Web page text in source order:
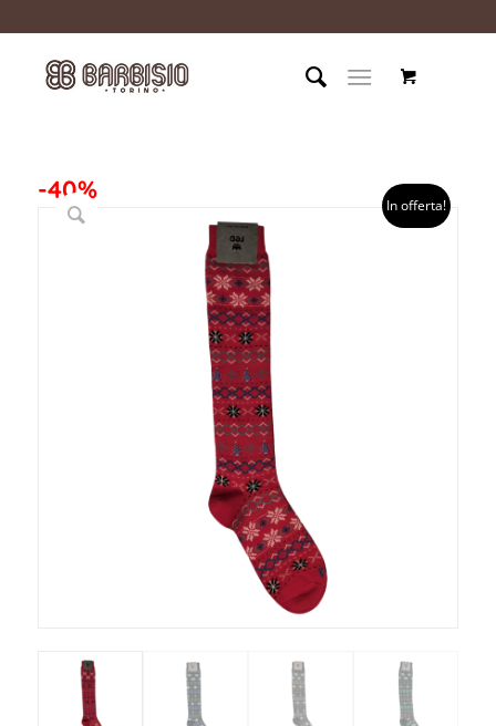
-40%
In offerta!